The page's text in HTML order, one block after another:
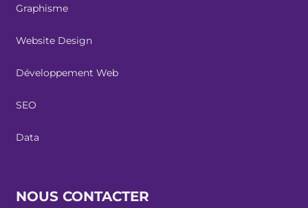
Graphisme
Website Design
Développement Web
SEO
Data
NOUS CONTACTER